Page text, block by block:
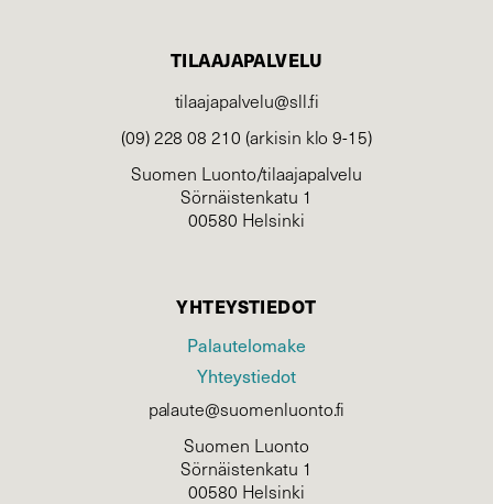
TILAAJAPALVELU
tilaajapalvelu@sll.fi
(09) 228 08 210 (arkisin klo 9-15)
Suomen Luonto/tilaajapalvelu
Sörnäistenkatu 1
00580 Helsinki
YHTEYSTIEDOT
Palautelomake
Yhteystiedot
palaute@suomenluonto.fi
Suomen Luonto
Sörnäistenkatu 1
00580 Helsinki